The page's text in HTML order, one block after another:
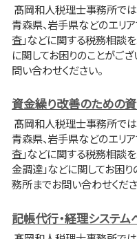
髙岡和人税理士事務所では
青森県、岩手県などのエリア
査」などに関する税務相談を
に関してお困りのことがご
問い合わせください。
資金繰り改善のための
髙岡和人税理士事務所では
青森県、岩手県などのエリア
査」などに関する税務相談を
金調達」などに関してお困
務所までお問い合わせくださ
記帳代行・経理システム